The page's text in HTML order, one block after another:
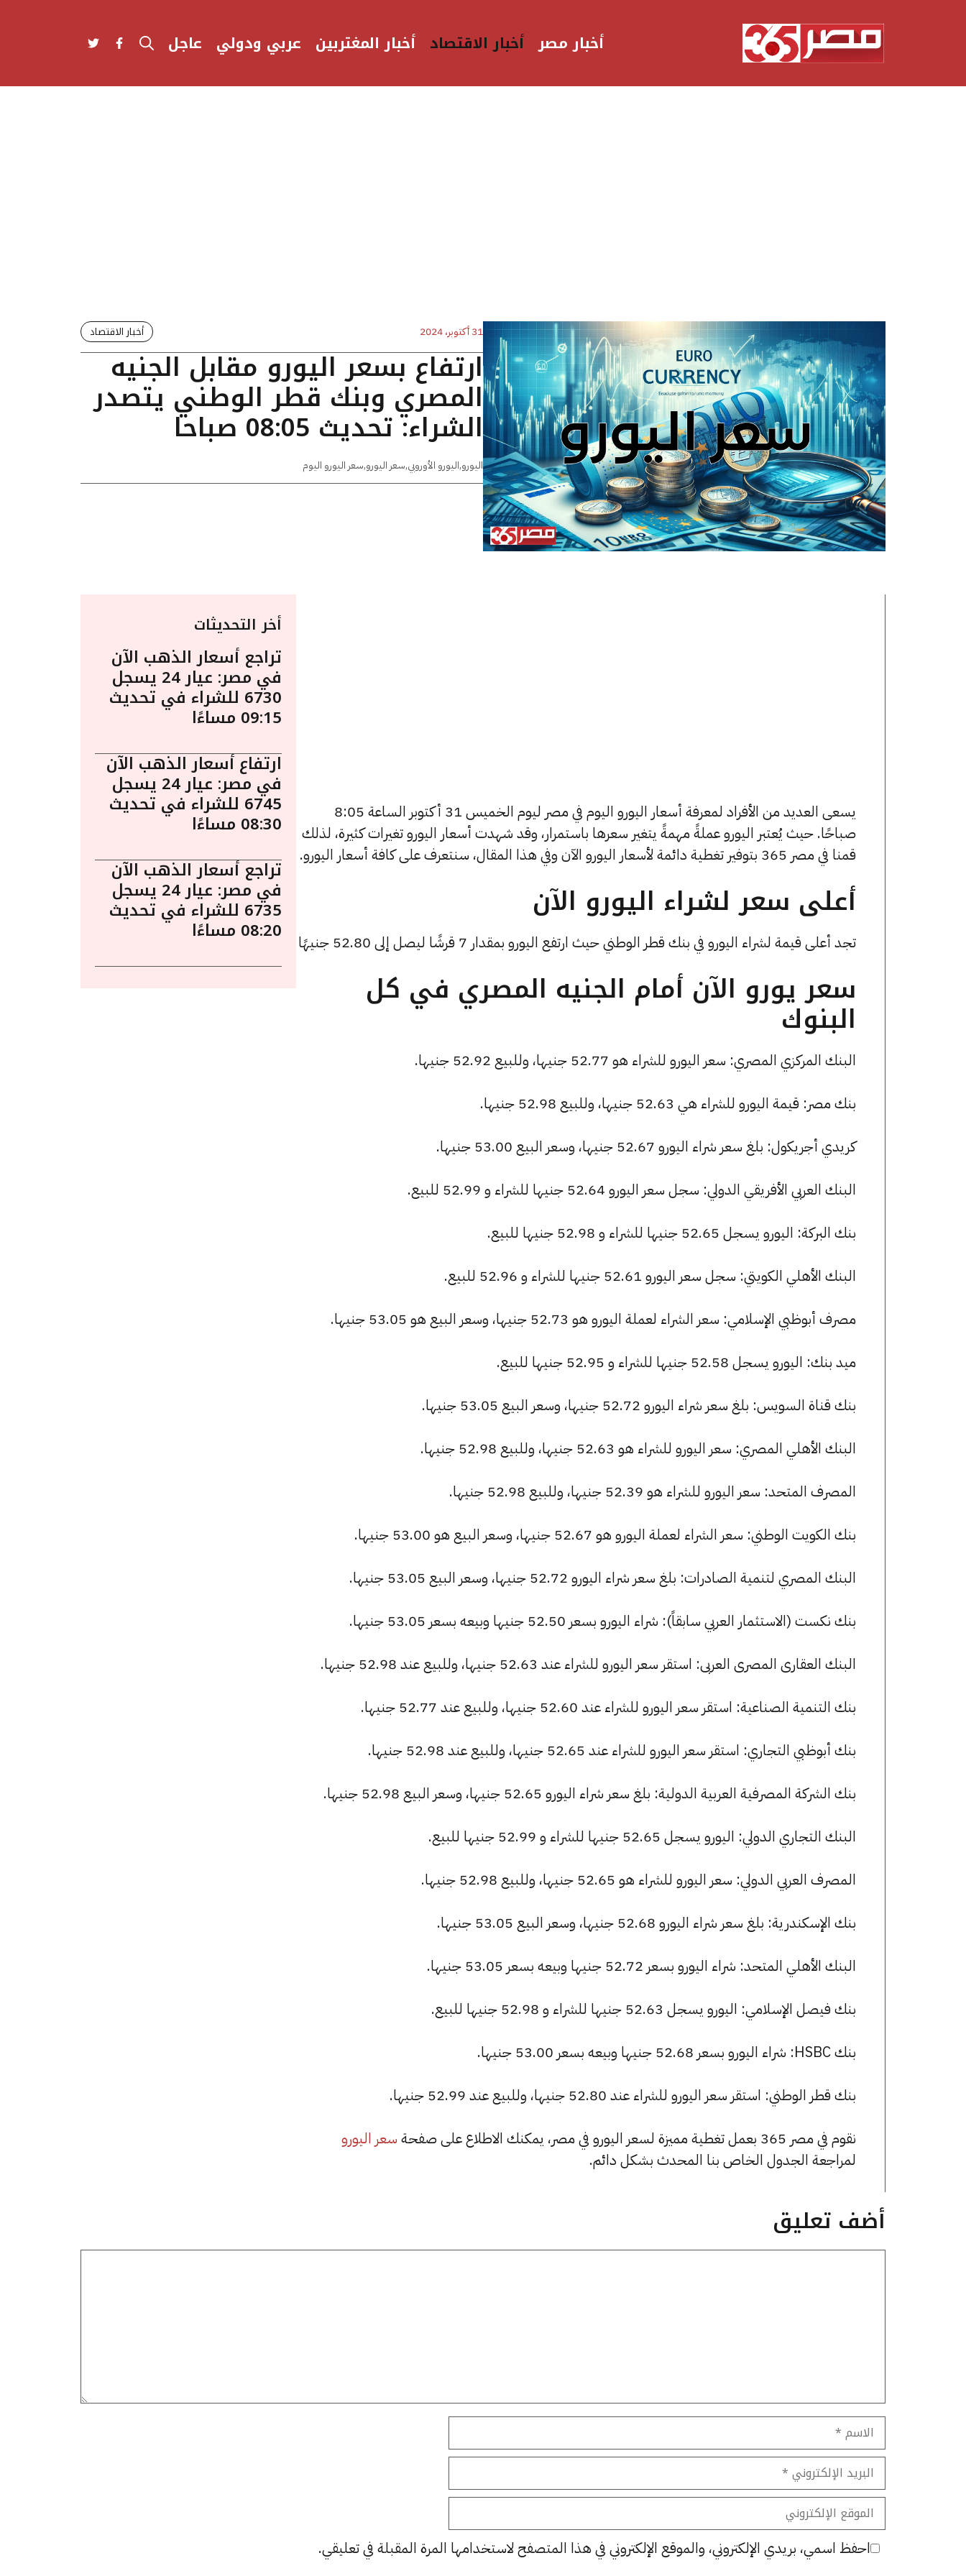
أخبار مصر أخبار الاقتصاد أخبار المغتربين عربي ودولي عاجل
31 أكتوبر، 2024 أخبار الاقتصاد
ارتفاع بسعر اليورو مقابل الجنيه
المصري وبنك قطر الوطني يتصدر
الشراء: تحديث 08:05 صباحا
اليورو,اليورو الأوروبي,سعر اليورو,سعر اليورو اليوم
يسعى العديد من الأفراد لمعرفة أسعار اليورو اليوم في مصر ليوم الخميس 31 أكتوبر الساعة 8:05
صباحًا. حيث يُعتبر اليورو عملةً مهمةً يتغير سعرها باستمرار، وقد شهدت أسعار اليورو تغيرات كثيرة، لذلك
قمنا في مصر 365 بتوفير تغطية دائمة لأسعار اليورو الآن وفي هذا المقال، سنتعرف على كافة أسعار اليورو.
أعلى سعر لشراء اليورو الآن
تجد أعلى قيمة لشراء اليورو في بنك قطر الوطني حيث ارتفع اليورو بمقدار 7 قرشًا ليصل إلى 52.80 جنيهًا
سعر يورو الآن أمام الجنيه المصري في كل
البنوك
البنك المركزي المصري: سعر اليورو للشراء هو 52.77 جنيها، وللبيع 52.92 جنيها.
بنك مصر: قيمة اليورو للشراء هي 52.63 جنيها، وللبيع 52.98 جنيها.
كريدي أجريكول: بلغ سعر شراء اليورو 52.67 جنيها، وسعر البيع 53.00 جنيها.
البنك العربي الأفريقي الدولي: سجل سعر اليورو 52.64 جنيها للشراء و 52.99 للبيع.
بنك البركة: اليورو يسجل 52.65 جنيها للشراء و 52.98 جنيها للبيع.
البنك الأهلي الكويتي: سجل سعر اليورو 52.61 جنيها للشراء و 52.96 للبيع.
مصرف أبوظبي الإسلامي: سعر الشراء لعملة اليورو هو 52.73 جنيها، وسعر البيع هو 53.05 جنيها.
ميد بنك: اليورو يسجل 52.58 جنيها للشراء و 52.95 جنيها للبيع.
بنك قناة السويس: بلغ سعر شراء اليورو 52.72 جنيها، وسعر البيع 53.05 جنيها.
البنك الأهلي المصري: سعر اليورو للشراء هو 52.63 جنيها، وللبيع 52.98 جنيها.
المصرف المتحد: سعر اليورو للشراء هو 52.39 جنيها، وللبيع 52.98 جنيها.
بنك الكويت الوطني: سعر الشراء لعملة اليورو هو 52.67 جنيها، وسعر البيع هو 53.00 جنيها.
البنك المصري لتنمية الصادرات: بلغ سعر شراء اليورو 52.72 جنيها، وسعر البيع 53.05 جنيها.
بنك نكست (الاستثمار العربي سابقاً): شراء اليورو بسعر 52.50 جنيها وبيعه بسعر 53.05 جنيها.
البنك العقارى المصرى العربى: استقر سعر اليورو للشراء عند 52.63 جنيها، وللبيع عند 52.98 جنيها.
بنك التنمية الصناعية: استقر سعر اليورو للشراء عند 52.60 جنيها، وللبيع عند 52.77 جنيها.
بنك أبوظبي التجاري: استقر سعر اليورو للشراء عند 52.65 جنيها، وللبيع عند 52.98 جنيها.
بنك الشركة المصرفية العربية الدولية: بلغ سعر شراء اليورو 52.65 جنيها، وسعر البيع 52.98 جنيها.
البنك التجاري الدولي: اليورو يسجل 52.65 جنيها للشراء و 52.99 جنيها للبيع.
المصرف العربي الدولي: سعر اليورو للشراء هو 52.65 جنيها، وللبيع 52.98 جنيها.
بنك الإسكندرية: بلغ سعر شراء اليورو 52.68 جنيها، وسعر البيع 53.05 جنيها.
البنك الأهلي المتحد: شراء اليورو بسعر 52.72 جنيها وبيعه بسعر 53.05 جنيها.
بنك فيصل الإسلامي: اليورو يسجل 52.63 جنيها للشراء و 52.98 جنيها للبيع.
بنك HSBC: شراء اليورو بسعر 52.68 جنيها وبيعه بسعر 53.00 جنيها.
بنك قطر الوطني: استقر سعر اليورو للشراء عند 52.80 جنيها، وللبيع عند 52.99 جنيها.
نقوم في مصر 365 بعمل تغطية مميزة لسعر اليورو في مصر، يمكنك الاطلاع على صفحة
سعر اليورو
لمراجعة الجدول الخاص بنا المحدث بشكل دائم.
أخر التحديثات
تراجع أسعار الذهب الآن
في مصر: عيار 24 يسجل
6730 للشراء في تحديث
09:15 مساءًا
ارتفاع أسعار الذهب الآن
في مصر: عيار 24 يسجل
6745 للشراء في تحديث
08:30 مساءًا
تراجع أسعار الذهب الآن
في مصر: عيار 24 يسجل
6735 للشراء في تحديث
08:20 مساءًا
أضف تعليق
الاسم
البريد
الإلكتروني
الموقع
الإلكتروني
احفظ اسمي، بريدي الإلكتروني، والموقع الإلكتروني في هذا المتصفح لاستخدامها المرة المقبلة في تعليقي.